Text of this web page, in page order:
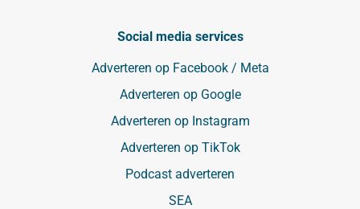
Social media services
Adverteren op Facebook / Meta
Adverteren op Google
Adverteren op Instagram
Adverteren op TikTok
Podcast adverteren
SEA